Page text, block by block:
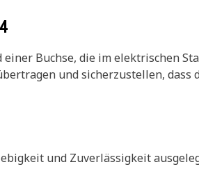
Buchse, die im elektrischen
und sicherzustellen,
und Zuverlässigkeit